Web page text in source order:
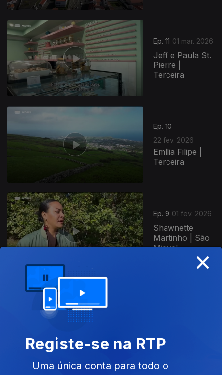
Ep. 11 01 mar. 2026
Jeff e Paula St.
Pierre |
Terceira
Ep. 10
22 fev. 2026
Emília Filipe |
Terceira
Ep. 9 01 fev. 2026
Shawnette
Martinho | São
Miguel
Graciosa
×
Registe-se na RTP
Uma única conta para todo o